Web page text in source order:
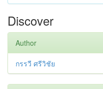
Discover
Author
กรรวี ศรีวิชัย